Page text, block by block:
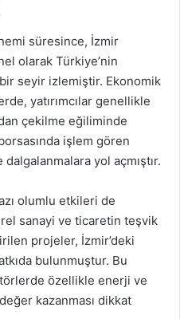
süresince, İzmir
olarak Türkiye’nin
seyir izlemiştir. Ekonomik
yatırımcılar genellikle
çekilme eğiliminde
işlem gören
yol açmıştır.
olumlu etkileri de
sanayi ve ticaretin teşvik
projeler, İzmir’deki
bulunmuştur. Bu
özellikle enerji ve
kazanması dikkat